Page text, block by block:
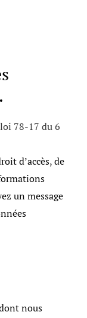
78-17 du 6
d’accès, de
un message
nous